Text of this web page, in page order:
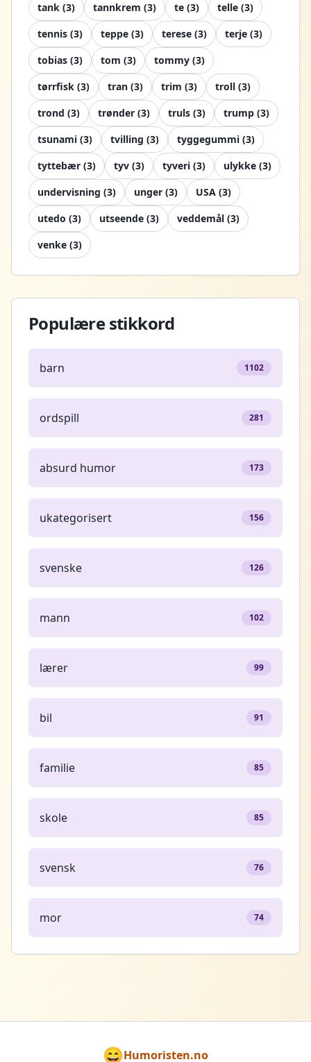
tank (3) tannkrem (3) te (3) telle (3)
tennis (3) teppe (3) terese (3) terje (3)
tobias (3) tom (3) tommy (3)
tørrfisk (3) tran (3) trim (3) troll (3)
trond (3) trønder (3) truls (3) trump (3)
tsunami (3) tvilling (3) tyggegummi (3)
tyttebær (3) tyv (3) tyveri (3) ulykke (3)
undervisning (3) unger (3) USA (3)
utedo (3) utseende (3) veddemål (3)
venke (3)
Populære stikkord
barn 1102
ordspill 281
absurd humor 173
ukategorisert 156
svenske 126
mann 102
lærer 99
bil 91
familie 85
skole 85
svensk 76
mor 74
😄Humoristen.no